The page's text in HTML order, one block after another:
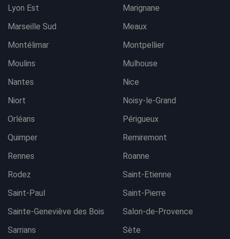
Lyon Est
Marignane
Marseille Sud
Meaux
Montélimar
Montpellier
Moulins
Mulhouse
Nantes
Nice
Niort
Noisy-le-Grand
Orléans
Périgueux
Quimper
Remiremont
Rennes
Roanne
Rodez
Saint-Etienne
Saint-Paul
Saint-Pierre
Sainte-Geneviève des Bois
Salon-de-Provence
Sarrians
Sète